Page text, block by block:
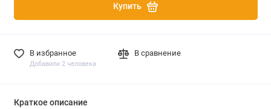
Купить
В избранное
Добавили 2 человека
В сравнение
Краткое описание